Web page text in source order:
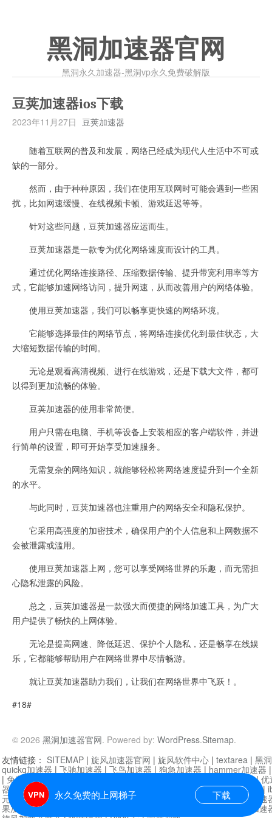
黑洞加速器官网
黑洞永久加速器-黑洞vp永久免费破解版
豆荚加速器ios下载
2023年11月27日 豆荚加速器
随着互联网的普及和发展，网络已经成为现代人生活中不可或
缺的一部分。
然而，由于种种原因，我们在使用互联网时可能会遇到一些困
扰，比如网速缓慢、在线视频卡顿、游戏延迟等等。
针对这些问题，豆荚加速器应运而生。
豆荚加速器是一款专为优化网络速度而设计的工具。
通过优化网络连接路径、压缩数据传输、提升带宽利用率等方
式，它能够加速网络访问，提升网速，从而改善用户的网络体验。
使用豆荚加速器，我们可以畅享更快速的网络环境。
它能够选择最佳的网络节点，将网络连接优化到最佳状态，大
大缩短数据传输的时间。
无论是观看高清视频、进行在线游戏，还是下载大文件，都可
以得到更加流畅的体验。
豆荚加速器的使用非常简便。
用户只需在电脑、手机等设备上安装相应的客户端软件，并进
行简单的设置，即可开始享受加速服务。
无需复杂的网络知识，就能够轻松将网络速度提升到一个全新
的水平。
与此同时，豆荚加速器也注重用户的网络安全和隐私保护。
它采用高强度的加密技术，确保用户的个人信息和上网数据不
会被泄露或滥用。
使用豆荚加速器上网，您可以享受网络世界的乐趣，而无需担
心隐私泄露的风险。
总之，豆荚加速器是一款强大而便捷的网络加速工具，为广大
用户提供了畅快的上网体验。
无论是提高网速、降低延迟、保护个人隐私，还是畅享在线娱
乐，它都能够帮助用户在网络世界中尽情畅游。
就让豆荚加速器助力我们，让我们在网络世界中飞跃！。
#18#
© 2026 黑洞加速器官网. Powered by: WordPress.Sitemap.
永久免费的上网梯子 下载
友情链接： SITEMAP | 旋风加速器官网 | 旋风软件中心 | textarea | 黑
quickq加速器 | 飞驰加速器 | 飞鸟加速器 | 狗急加速器 | hammer加速器
| 免费vqn加速外网 迷雾通|优
器| 快柠檬加速器 |黑洞加速 |falemon 快橙加速器|anycast加速器 |
元机场加速器 |一元机场|老王加速器 | 白石山|
小牛加速
果加速器|黑洞加速
芒果加速